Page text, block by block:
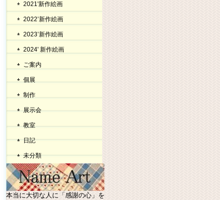
2021'新作絵画
2022’新作絵画
2023’新作絵画
2024' 新作絵画
ご案内
個展
制作
展示会
教室
日記
未分類
本当に大切な人に「感謝の心」を